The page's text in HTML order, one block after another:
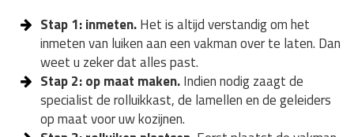
Stap 1: inmeten.Het is altijd verstandig om het
inmeten van luiken aan een vakman over te laten. Dan
weet u zeker dat alles past.
Stap 2: op maat maken.Indien nodig zaagt de
specialist de rolluikkast, de lamellen en de geleiders
op maat voor uw kozijnen.